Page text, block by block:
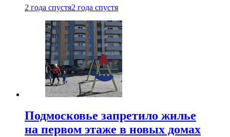
2 года спустя2 года спустя
Подмосковье запретило жилье
на первом этаже в новых домах